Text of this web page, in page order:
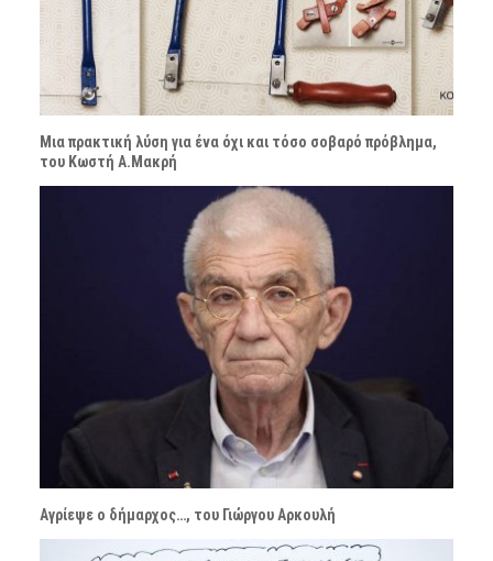
Μια πρακτική λύση για ένα όχι και τόσο σοβαρό πρόβλημα,
του Κωστή Α.Μακρή
Αγρίεψε ο δήμαρχος…, του Γιώργου Αρκουλή